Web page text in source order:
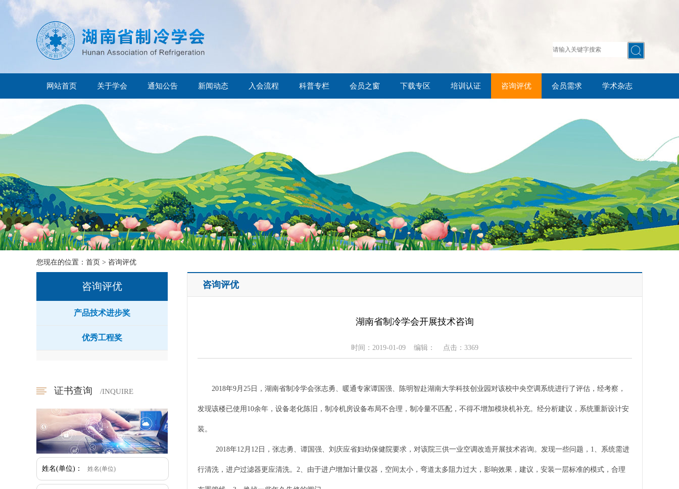
网站首页 关于学会 通知公告 新闻动态 入会流程 科普专栏 会员之窗 下载专区 培训认证 咨询评优 会员需求 学术杂志
您现在的位置： 首页 > 咨询评优
咨询评优
产品技术进步奖
优秀工程奖
证书查询 /INQUIRE
姓名(单位)：
咨询评优
湖南省制冷学会开展技术咨询
时间：2019-01-09 编辑： 点击：3369
2018年9月25日，湖南省制冷学会张志勇、暖通专家谭国强、陈明智赴湖南大学科技创业园对该校中央空调系统进行了评估，经考察，
发现该楼已使用10余年，设备老化陈旧，制冷机房设备布局不合理，制冷量不匹配，不得不增加模块机补充。经分析建议，系统重新设计安
装。
2018年12月12日，张志勇、谭国强、刘庆应省妇幼保健院要求，对该院三供一业空调改造开展技术咨询。发现一些问题，1、系统需进
行清洗，进户过滤器更应清洗。2、由于进户增加计量仪器，空间太小，弯道太多阻力过大，影响效果，建议，安装一层标准的模式，合理